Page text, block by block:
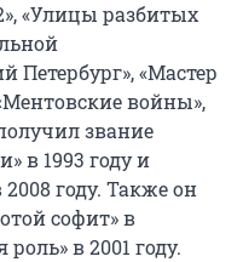
«Улицы разбитых
Петербург», «Мастер
войны»,
звание
в 1993 году и
году. Также он
софит» в
в 2001 году.